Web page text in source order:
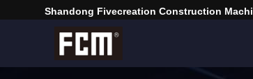
Shandong Fivecreation Construction